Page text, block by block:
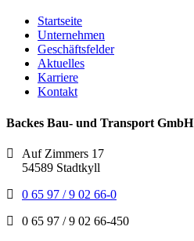
Startseite
Unternehmen
Geschäftsfelder
Aktuelles
Karriere
Kontakt
Backes Bau- und Transport GmbH
Auf Zimmers 17
54589 Stadtkyll
0 65 97 / 9 02 66-0
0 65 97 / 9 02 66-450